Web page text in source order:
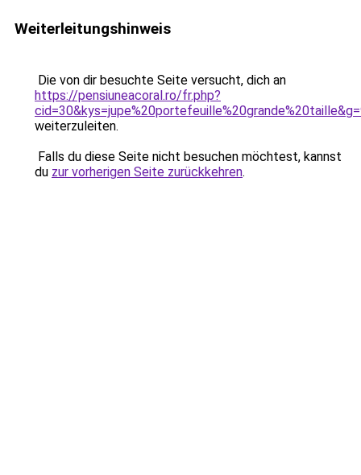
Weiterleitungshinweis
Die von dir besuchte Seite versucht, dich an
https://pensiuneacoral.ro/fr.php?
weiterzuleiten.
Falls du diese Seite nicht besuchen möchtest, kannst
du zur vorherigen Seite zurückkehren.